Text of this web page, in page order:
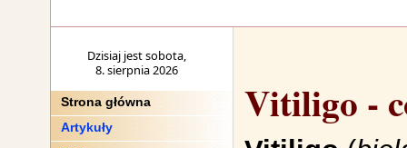
Dzisiaj jest sobota,
8. sierpnia 2026
Strona główna
Artykuły
Vitiligo -